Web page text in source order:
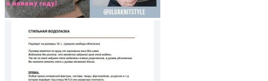
неба
мягкой
шерстяной